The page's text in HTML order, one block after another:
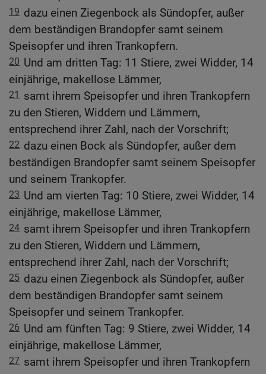
19 dazu einen Ziegenbock als Sündopfer, außer
dem beständigen Brandopfer samt seinem
Speisopfer und ihren Trankopfern.
20 Und am dritten Tag: 11 Stiere, zwei Widder, 14
einjährige, makellose Lämmer,
21
samt ihrem Speisopfer und ihren Trankopfern
zu den Stieren, Widdern und Lämmern,
entsprechend ihrer Zahl, nach der Vorschrift;
22 dazu einen Bock als Sündopfer, außer dem
beständigen Brandopfer samt seinem Speisopfer
und seinem Trankopfer.
23 Und am vierten Tag: 10 Stiere, zwei Widder, 14
einjährige, makellose Lämmer,
24 samt ihrem Speisopfer und ihren Trankopfern
zu den Stieren, Widdern und Lämmern,
entsprechend ihrer Zahl, nach der Vorschrift;
25 dazu einen Ziegenbock als Sündopfer, außer
dem beständigen Brandopfer samt seinem
Speisopfer und seinem Trankopfer.
26 Und am fünften Tag: 9 Stiere, zwei Widder, 14
einjährige, makellose Lämmer,
27 samt ihrem Speisopfer und ihren Trankopfern